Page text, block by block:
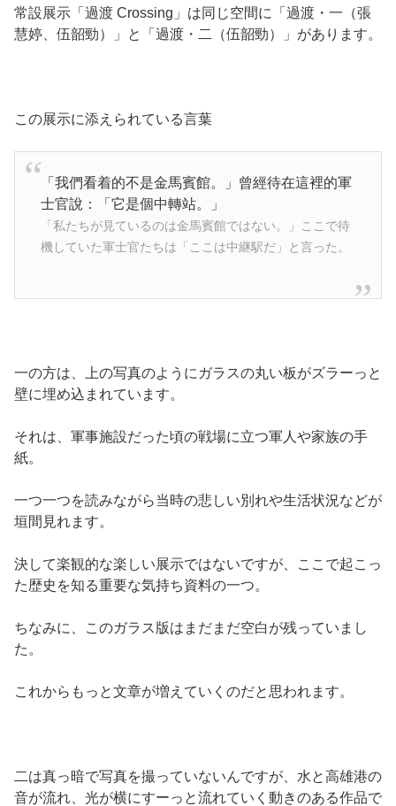
常設展示「過渡 Crossing」は同じ空間に「過渡・一（張
慧婷、伍韶勁）」と「過渡・二（伍韶勁）」があります。
この展示に添えられている言葉
「我們看着的不是金馬賓館。」曾經待在這裡的軍
士官說：「它是個中轉站。」
「私たちが見ているのは金馬賓館ではない。」ここで待
機していた軍士官たちは「ここは中継駅だ」と言った。
一の方は、上の写真のようにガラスの丸い板がズラーっと
壁に埋め込まれています。
それは、軍事施設だった頃の戦場に立つ軍人や家族の手
紙。
一つ一つを読みながら当時の悲しい別れや生活状況などが
垣間見れます。
決して楽観的な楽しい展示ではないですが、ここで起こっ
た歴史を知る重要な気持ち資料の一つ。
ちなみに、このガラス版はまだまだ空白が残っていまし
た。
これからもっと文章が増えていくのだと思われます。
二は真っ暗で写真を撮っていないんですが、水と高雄港の
音が流れ、光が横にすーっと流れていく動きのある作品で